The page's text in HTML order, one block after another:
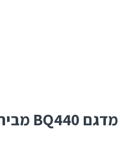
רמקול שקוע קיר מדגם BQ440 מבית